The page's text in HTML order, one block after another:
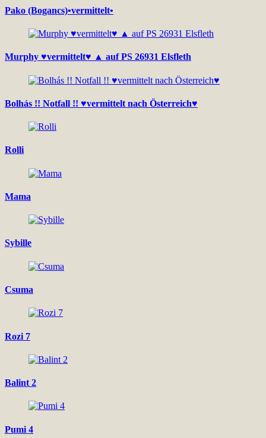
Pako (Bogancs)•vermittelt•
Murphy ♥vermittelt♥ ▲ auf PS 26931 Elsfleth
Bolhás !! Notfall !! ♥vermittelt nach Österreich♥
Rolli
Mama
Sybille
Csuma
Rozi 7
Balint 2
Pumi 4